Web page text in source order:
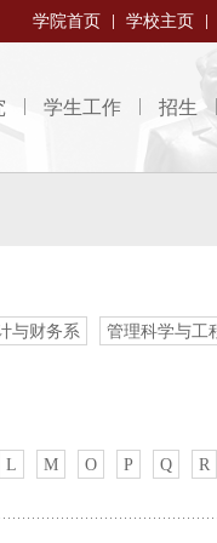
学院首页 学校主页
学生工作 招生
与财务系 管理科学与工
L M O P Q R